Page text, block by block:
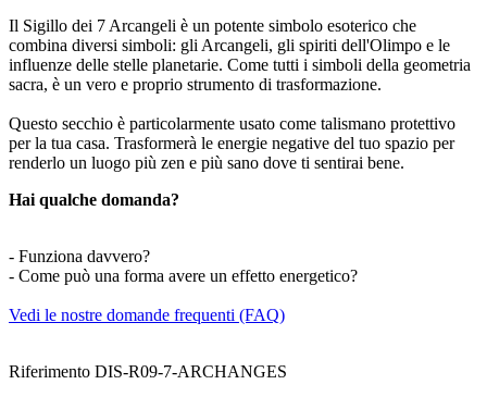
Il Sigillo dei 7 Arcangeli è un potente simbolo esoterico che
combina diversi simboli: gli Arcangeli, gli spiriti dell'Olimpo e le
influenze delle stelle planetarie. Come tutti i simboli della geometria
sacra, è un vero e proprio strumento di trasformazione.
Questo secchio è particolarmente usato come talismano protettivo
per la tua casa. Trasformerà le energie negative del tuo spazio per
renderlo un luogo più zen e più sano dove ti sentirai bene.
Hai qualche domanda?
- Funziona davvero?
- Come può una forma avere un effetto energetico?
Vedi le nostre domande frequenti (FAQ)
Riferimento DIS-R09-7-ARCHANGES